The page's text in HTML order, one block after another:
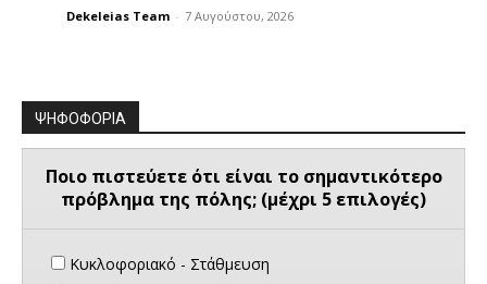
Dekeleias Team - 7 Αυγούστου, 2026
ΨΗΦΟΦΟΡΙΑ
Ποιο πιστεύετε ότι είναι το σημαντικότερο
πρόβλημα της πόλης; (μέχρι 5 επιλογές)
Κυκλοφοριακό - Στάθμευση